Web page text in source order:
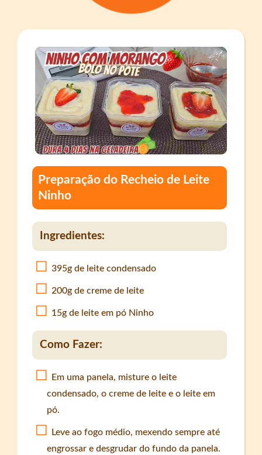
Preparação do Recheio de Leite
Ninho
Ingredientes:
395g de leite condensado
200g de creme de leite
15g de leite em pó Ninho
Como Fazer:
Em uma panela, misture o leite
condensado, o creme de leite e o leite em
pó.
Leve ao fogo médio, mexendo sempre até
engrossar e desgrudar do fundo da panela.